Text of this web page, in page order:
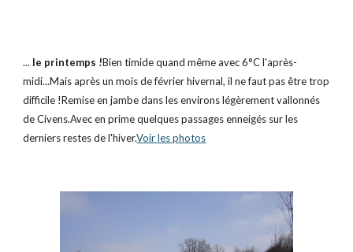
... le printemps !Bien timide quand même avec 6°C l'après-
midi...Mais après un mois de février hivernal, il ne faut pas être trop
difficile !Remise en jambe dans les environs légèrement vallonnés
de Civens.Avec en prime quelques passages enneigés sur les
derniers restes de l'hiver.Voir les photos